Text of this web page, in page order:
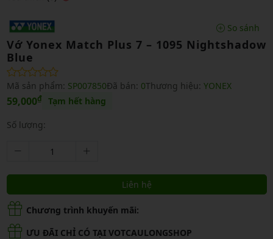
So sánh
Vớ Yonex Match Plus 7 – 1095 Nightshadow
Blue
Mã sản phẩm: SP007850Đã bán: 0Thương hiệu: YONEX
59,000₫ Tạm hết hàng
Số lượng:
Liên hệ
Chương trình khuyến mãi:
ƯU ĐÃI CHỈ CÓ TẠI VOTCAULONGSHOP